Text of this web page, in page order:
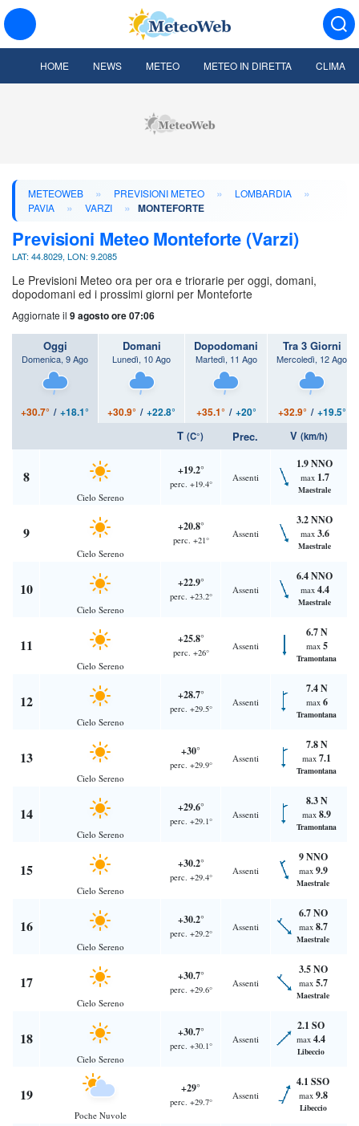
HOME NEWS METEO METEO IN DIRETTA CLIMA
METEOWEB » PREVISIONI METEO » LOMBARDIA »
PAVIA » VARZI » MONTEFORTE
Previsioni Meteo Monteforte (Varzi)
LAT: 44.8029, LON: 9.2085
Le Previsioni Meteo ora per ora e triorarie per oggi, domani,
dopodomani ed i prossimi giorni per Monteforte
Aggiornate il 9 agosto ore 07:06
Oggi
Domenica, 9 Ago
+30.7° / +18.1°
Domani
Lunedì, 10 Ago
+30.9° / +22.8°
Dopodomani
Martedì, 11 Ago
+35.1° / +20°
Tra 3 Giorni
Mercoledì, 12 Ago
+32.9° / +19.5°
T (C°) Prec. V (km/h)
8
Cielo Sereno
+19.2°
perc. +19.4°
Assenti
1.9 NNO
max 1.7
Maestrale
9
Cielo Sereno
+20.8°
perc. +21°
Assenti
3.2 NNO
max 3.6
Maestrale
10
Cielo Sereno
+22.9°
perc. +23.2°
Assenti
6.4 NNO
max 4.4
Maestrale
11
Cielo Sereno
+25.8°
perc. +26°
Assenti
6.7 N
max 5
Tramontana
12
Cielo Sereno
+28.7°
perc. +29.5°
Assenti
7.4 N
max 6
Tramontana
13
Cielo Sereno
+30°
perc. +29.9°
Assenti
7.8 N
max 7.1
Tramontana
14
Cielo Sereno
+29.6°
perc. +29.1°
Assenti
8.3 N
max 8.9
Tramontana
15
Cielo Sereno
+30.2°
perc. +29.4°
Assenti
9 NNO
max 9.9
Maestrale
16
Cielo Sereno
+30.2°
perc. +29.2°
Assenti
6.7 NO
max 8.7
Maestrale
17
Cielo Sereno
+30.7°
perc. +29.6°
Assenti
3.5 NO
max 5.7
Maestrale
18
Cielo Sereno
+30.7°
perc. +30.1°
Assenti
2.1 SO
max 4.4
Libeccio
19
Poche Nuvole
+29°
perc. +29.7°
Assenti
4.1 SSO
max 9.8
Libeccio